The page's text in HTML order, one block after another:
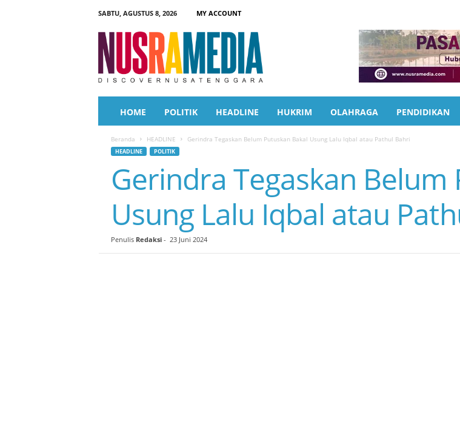
SABTU, AGUSTUS 8, 2026
MY ACCOUNT
a
HOME POLITIK HEADLINE HUKRIM OLAHRAGA PENDIDIKAN
Beranda HEADLINE Gerindra Tegaskan Belum Putuskan Bakal Usung Lalu Iqbal atau Pathul Bahri
HEADLINE POLITIK
Gerindra Tegaskan Belum
Usung Lalu Iqbal atau
Penulis Redaksi- 23 Juni 2024